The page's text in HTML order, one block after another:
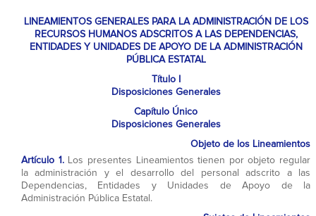
LINEAMIENTOS GENERALES PARA LA ADMINISTRACIÓN DE LOS
RECURSOS HUMANOS ADSCRITOS A LAS DEPENDENCIAS,
ENTIDADES Y UNIDADES DE APOYO DE LA ADMINISTRACIÓN
PÚBLICA ESTATAL
Título I
Disposiciones Generales
Capítulo Único
Disposiciones Generales
Objeto de los Lineamientos
Artículo 1. Los presentes Lineamientos tienen por objeto regular
la administración y el desarrollo del personal adscrito a las
Dependencias, Entidades y Unidades de Apoyo de la
Administración Pública Estatal.